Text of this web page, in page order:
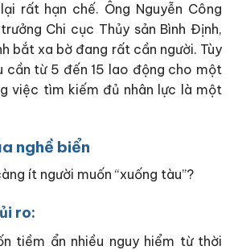
rất hạn chế. Ông Nguyễn Công
Chi cục Thủy sản Bình Định,
bắt xa bờ đang rất cần người. Tùy
cần từ 5 đến 15 lao động cho một
việc tìm kiếm đủ nhân lực là một
nghề biển
ít người muốn “xuống tàu”?
ro:
tiềm ẩn nhiều nguy hiểm từ thời